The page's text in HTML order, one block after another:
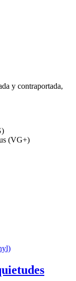
y contraportada,
(VG+)